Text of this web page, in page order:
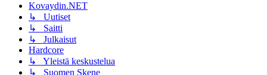
Kovaydin.NET
↳ Uutiset
↳ Saitti
↳ Julkaisut
Hardcore
↳ Yleistä keskustelua
↳ Suomen Skene